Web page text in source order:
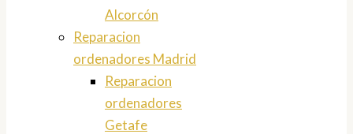
Alcorcón
Reparacion
ordenadores Madrid
Reparacion
ordenadores
Getafe